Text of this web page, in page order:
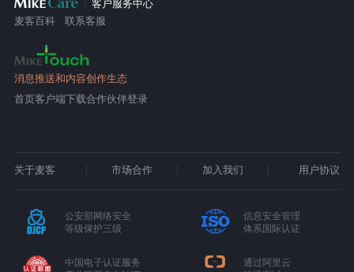
客户服务中心
麦客百科
联系客服
消息推送和内容创作生态
首页客户端下载合作伙伴登录
关于麦客 市场合作 加入我们 用户协议
公安部网络安全
等级保护三级
信息安全管理
体系国际认证
中国电子认证服务
通过阿里云